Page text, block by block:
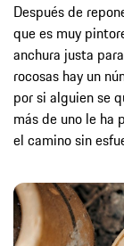
Después de
que es muy
anchura justa
rocosas hay un
por si alguien se
más de uno le ha
el camino sin